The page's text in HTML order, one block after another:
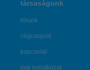
társaságunk
rólunk
cégcsoport
kapcsolat
jogi nyilatkozat